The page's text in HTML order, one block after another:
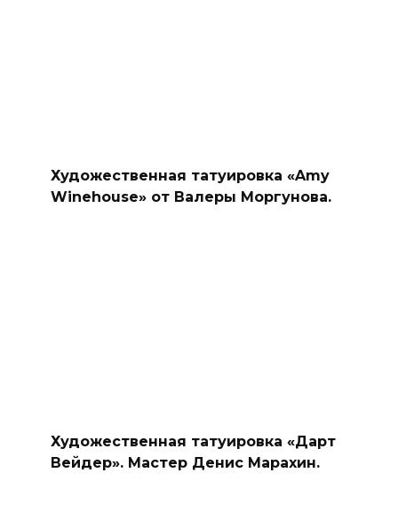
Художественная татуировка «Amy
Winehouse» от Валеры Моргунова.
Художественная татуировка «Дарт
Вейдер». Мастер Денис Марахин.